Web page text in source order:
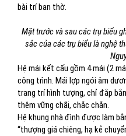
bài trí ban thờ.
Mặt trước và sau các trụ biểu
sắc của các trụ biểu là nghệ
Hệ mái kết cấu gồm 4 mái (2
công trình. Mái lợp ngói âm
trang trí hình tượng, chỉ đắp
thêm vững chãi, chắc chắn.
Hệ khung nhà đình được làm
“thượng giá chiêng, hạ kẻ